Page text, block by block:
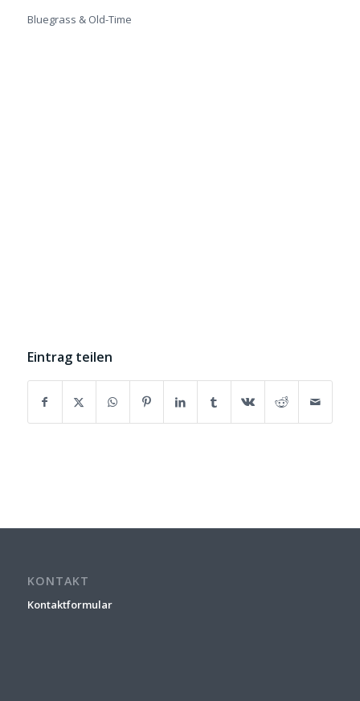
Bluegrass & Old-Time
Eintrag teilen
KONTAKT
Kontaktformular